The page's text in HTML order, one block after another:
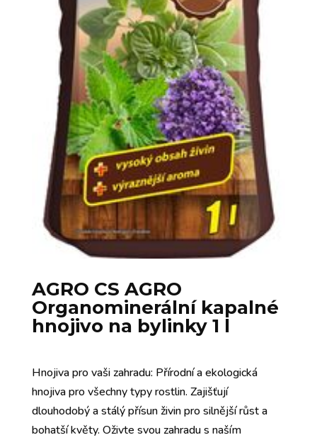
AGRO CS AGRO
Organominerální kapalné
hnojivo na bylinky 1 l
Hnojiva pro vaši zahradu: Přírodní a ekologická
hnojiva pro všechny typy rostlin. Zajišťují
dlouhodobý a stálý přísun živin pro silnější růst a
bohatší květy. Oživte svou zahradu s naším